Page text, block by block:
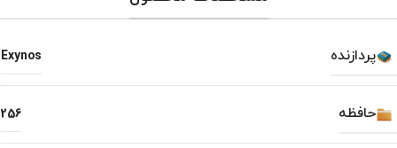
پردازنده Exynos
حافظه 256